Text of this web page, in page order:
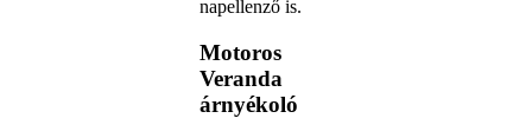
napellenző is.
Motoros
Veranda
árnyékoló